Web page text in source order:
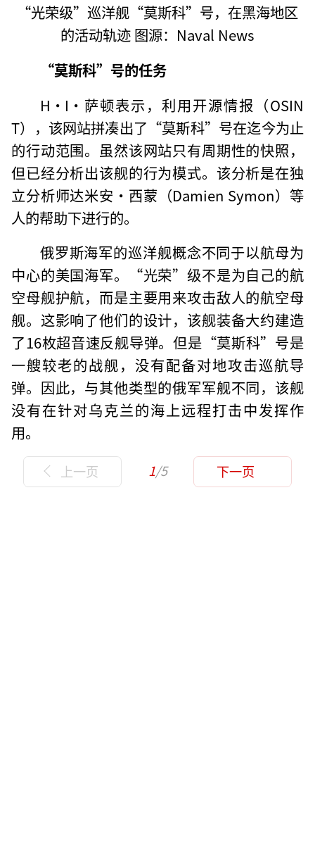
“光荣级”巡洋舰“莫斯科”号，在黑海地区
的活动轨迹 图源：Naval News
“莫斯科”号的任务
H·I·萨顿表示，利用开源情报（OSIN
T），该网站拼凑出了“莫斯科”号在迄今为止
的行动范围。虽然该网站只有周期性的快照，
但已经分析出该舰的行为模式。该分析是在独
立分析师达米安·西蒙（Damien Symon）等
人的帮助下进行的。
俄罗斯海军的巡洋舰概念不同于以航母为
中心的美国海军。“光荣”级不是为自己的航
空母舰护航，而是主要用来攻击敌人的航空母
舰。这影响了他们的设计，该舰装备大约建造
了16枚超音速反舰导弹。但是“莫斯科”号是
一艘较老的战舰，没有配备对地攻击巡航导
弹。因此，与其他类型的俄军军舰不同，该舰
没有在针对乌克兰的海上远程打击中发挥作
用。
上一页 1/5 下一页